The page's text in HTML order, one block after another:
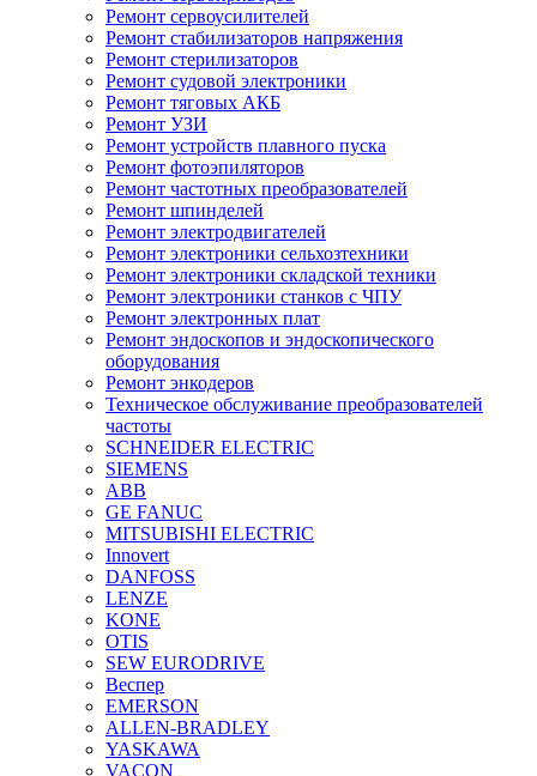
Ремонт сервоусилителей
Ремонт стабилизаторов напряжения
Ремонт стерилизаторов
Ремонт судовой электроники
Ремонт тяговых АКБ
Ремонт УЗИ
Ремонт устройств плавного пуска
Ремонт фотоэпиляторов
Ремонт частотных преобразователей
Ремонт шпинделей
Ремонт электродвигателей
Ремонт электроники сельхозтехники
Ремонт электроники складской техники
Ремонт электроники станков с ЧПУ
Ремонт электронных плат
Ремонт эндоскопов и эндоскопического
оборудования
Ремонт энкодеров
Техническое обслуживание преобразователей
частоты
SCHNEIDER ELECTRIC
SIEMENS
ABB
GE FANUC
MITSUBISHI ELECTRIC
Innovert
DANFOSS
LENZE
KONE
OTIS
SEW EURODRIVE
Веспер
EMERSON
ALLEN-BRADLEY
YASKAWA
VACON